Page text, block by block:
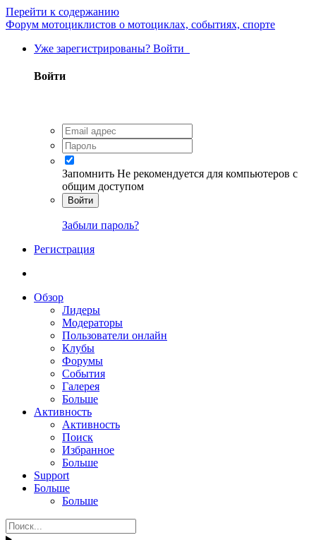
Перейти к содержанию
Форум мотоциклистов о мотоциклах, событиях, спорте
Уже зарегистрированы? Войти
Войти
Запомнить Не рекомендуется для компьютеров с
общим доступом
Войти
Забыли пароль?
Регистрация
Обзор
Лидеры
Модераторы
Пользователи онлайн
Клубы
Форумы
События
Галерея
Больше
Активность
Активность
Поиск
Избранное
Больше
Support
Больше
Больше